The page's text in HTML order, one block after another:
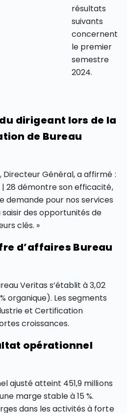
résultats
suivants
concernent
le premier
semestre
2024.
dirigeant lors de la
de Bureau
Directeur Général, a affirmé :
| 28 démontre son efficacité,
demande pour nos services
des opportunités de
clés. »
d’affaires Bureau
Veritas s’établit à 3,02
organique). Les segments
et Certification
croissances.
opérationnel
ajusté atteint 451,9 millions
marge stable à 15 %.
dans les activités à forte